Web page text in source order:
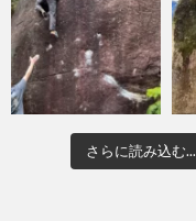
さらに読み込む...